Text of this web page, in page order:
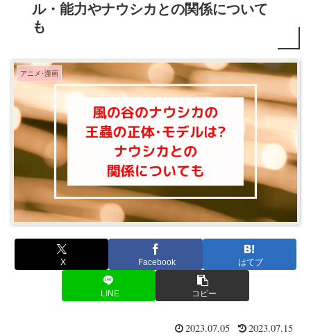
ル・能力やナウシカとの関係について
も
アニメ･漫画
X Facebook はてブ
LINE コピー
2023.07.05 2023.07.15